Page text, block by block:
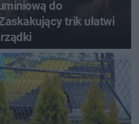
do
trik ułatwi